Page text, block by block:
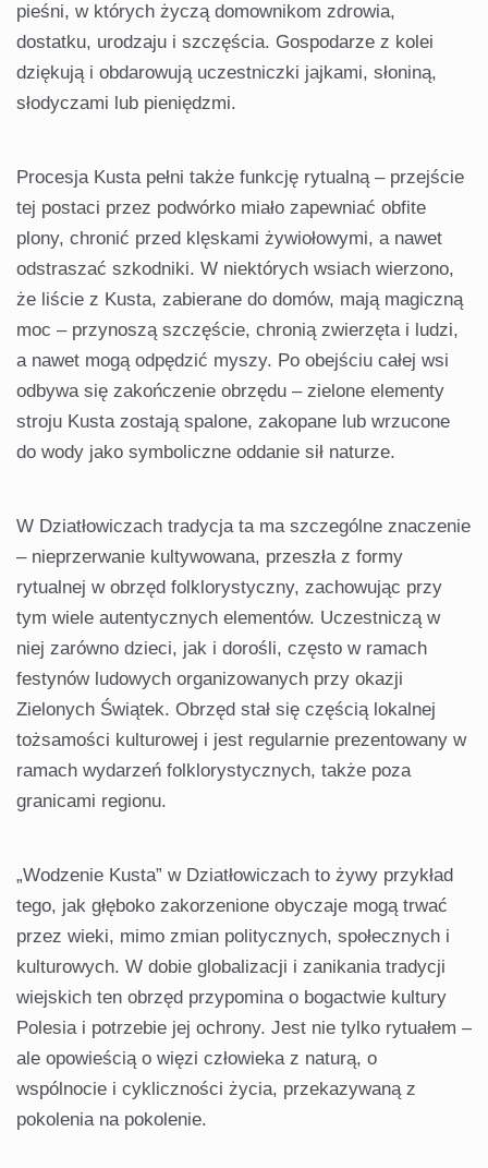
pieśni, w których życzą domownikom zdrowia,
dostatku, urodzaju i szczęścia. Gospodarze z kolei
dziękują i obdarowują uczestniczki jajkami, słoniną,
słodyczami lub pieniędzmi.
Procesja Kusta pełni także funkcję rytualną – przejście
tej postaci przez podwórko miało zapewniać obfite
plony, chronić przed klęskami żywiołowymi, a nawet
odstraszać szkodniki. W niektórych wsiach wierzono,
że liście z Kusta, zabierane do domów, mają magiczną
moc – przynoszą szczęście, chronią zwierzęta i ludzi,
a nawet mogą odpędzić myszy. Po obejściu całej wsi
odbywa się zakończenie obrzędu – zielone elementy
stroju Kusta zostają spalone, zakopane lub wrzucone
do wody jako symboliczne oddanie sił naturze.
W Dziatłowiczach tradycja ta ma szczególne znaczenie
– nieprzerwanie kultywowana, przeszła z formy
rytualnej w obrzęd folklorystyczny, zachowując przy
tym wiele autentycznych elementów. Uczestniczą w
niej zarówno dzieci, jak i dorośli, często w ramach
festynów ludowych organizowanych przy okazji
Zielonych Świątek. Obrzęd stał się częścią lokalnej
tożsamości kulturowej i jest regularnie prezentowany w
ramach wydarzeń folklorystycznych, także poza
granicami regionu.
„Wodzenie Kusta” w Dziatłowiczach to żywy przykład
tego, jak głęboko zakorzenione obyczaje mogą trwać
przez wieki, mimo zmian politycznych, społecznych i
kulturowych. W dobie globalizacji i zanikania tradycji
wiejskich ten obrzęd przypomina o bogactwie kultury
Polesia i potrzebie jej ochrony. Jest nie tylko rytuałem –
ale opowieścią o więzi człowieka z naturą, o
wspólnocie i cykliczności życia, przekazywaną z
pokolenia na pokolenie.